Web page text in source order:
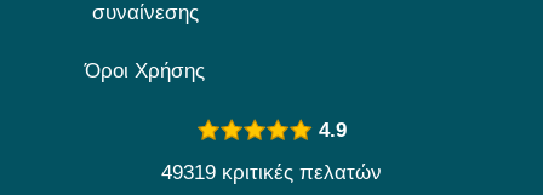
συναίνεσης
Όροι Χρήσης
4.9
49319 κριτικές πελατών